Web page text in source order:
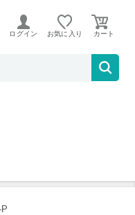
ログイン お気に入り
ット18cm プーさ